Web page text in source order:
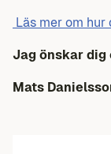
Läs mer om
Jag önskar
Mats